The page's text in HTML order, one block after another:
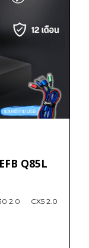
Q85L
2.0 CX5 2.0